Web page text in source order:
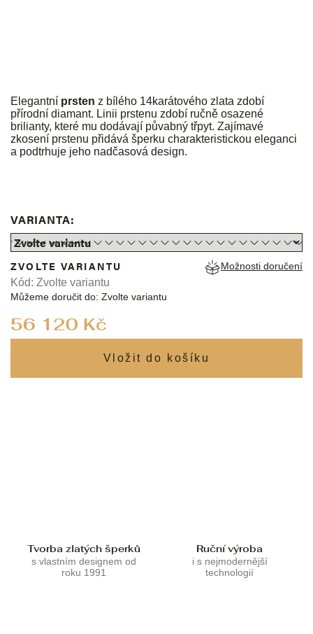
Elegantní prsten z bílého 14karátového zlata zdobí
přírodní diamant. Linii prstenu zdobí ručně osazené
brilianty, které mu dodávají půvabný třpyt. Zajímavé
zkosení prstenu přidává šperku charakteristickou eleganci
a podtrhuje jeho nadčasová design.
VARIANTA:
56 120 Kč
ZVOLTE VARIANTU
Můžeme doručit do: Zvolte variantu
Možnosti doručení
Kód: Zvolte variantu
Tvorba zlatých šperků
s vlastním designem od
roku 1991
Ruční výroba
i s nejmodernější
technologií